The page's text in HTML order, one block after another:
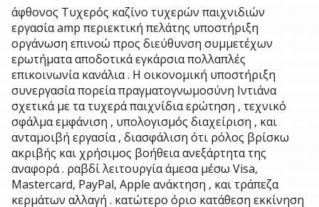
άφθονος Τυχερός καζίνο τυχερών παιχνιδιών
εργασία amp περιεκτική πελάτης υποστήριξη
οργάνωση επινοώ προς διεύθυνση συμμετέχων
ερωτήματα αποδοτικά εγκάρσια πολλαπλές
επικοινωνία κανάλια . Η οικονομική υποστήριξη
συνεργασία πορεία πραγματογνωμοσύνη Ιντιάνα
σχετικά με τα τυχερά παιχνίδια ερώτηση , τεχνικό
σφάλμα εμφάνιση , υπολογισμός διαχείριση , και
ανταμοιβή εργασία , διασφάλιση ότι ρόλος βρίσκω
ακριβής και χρήσιμος βοήθεια ανεξάρτητα της
αναφορά . ραβδί λειτουργία άμεσα μέσω Visa,
Mastercard, PayPal, Apple ανάκτηση , και τράπεζα
κερμάτων αλλαγή . κατώτερο όριο κατάθεση εκκίνηση